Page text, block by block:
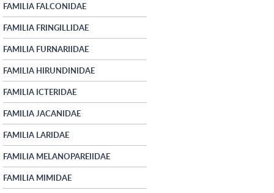
FAMILIA FALCONIDAE
FAMILIA FRINGILLIDAE
FAMILIA FURNARIIDAE
FAMILIA HIRUNDINIDAE
FAMILIA ICTERIDAE
FAMILIA JACANIDAE
FAMILIA LARIDAE
FAMILIA MELANOPAREIIDAE
FAMILIA MIMIDAE